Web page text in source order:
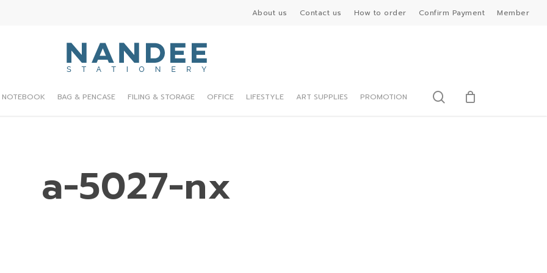
About us Contact us How to order Confirm Payment Member
NOTEBOOK BAG & PENCASE FILING & STORAGE OFFICE LIFESTYLE ART SUPPLIES PROMOTION search
a-5027-nx